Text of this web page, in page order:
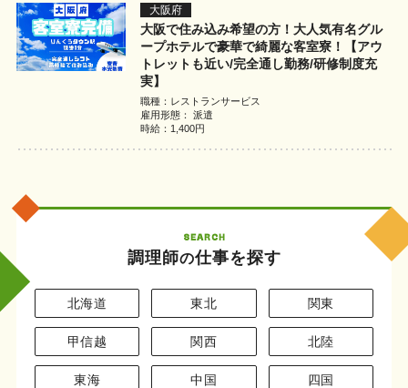
大阪府
大阪で住み込み希望の方！大人気有名グル
ープホテルで豪華で綺麗な客室寮！【アウ
トレットも近い/完全通し勤務/研修制度充
実】
職種：レストランサービス
雇用形態： 派遣
時給：1,400円
調理師の仕事を探す
SEARCH
北海道 東北 関東
甲信越 関西 北陸
東海 中国 四国